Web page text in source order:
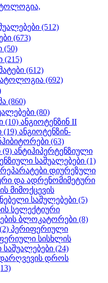
(512)
(673)
(50)
(215)
(612)
(692)
(860)
(80)
(10) ანგიოტენზინ II
(19) ანგიოტენზინ-
(63)
(9) ანტიჰიპერტენზიული
საშუალებები (1)
დიურეზული
და ადრენომიმეტური
მიმოქცევის
საშულებები (5)
სელექტიური
ბლოკატორები (8)
(2) პერიფერიული
სისხლის
საშუალებები (24)
დროს